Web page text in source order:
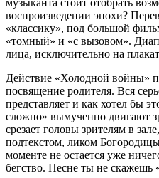
музыканта стоит отобрать
воспроизведении эпохи?
«классику», под большой
«томный» и «с вызовом».
лица, исключительно на
Действие «Холодной войны»
посвящение родителя. Вся
представляет и как хотел бы
сложно» вымученно двигают
срезает головы зрителям в
подтекстом, ликом
моменте не остается уже
бегство. Песне ты не скажешь